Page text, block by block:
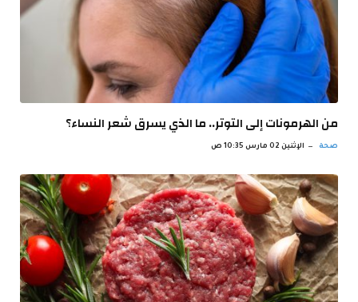
من الهرمونات إلى التوتر.. ما الذي يسرق شعر النساء؟
صحة الإثنين 02 مارس 10:35 ص